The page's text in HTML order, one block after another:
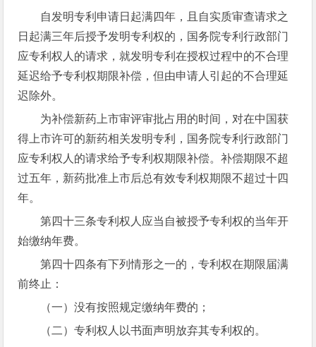
自发明专利申请日起满四年，且自实质审查请求之
日起满三年后授予发明专利权的，国务院专利行政部门
应专利权人的请求，就发明专利在授权过程中的不合理
延迟给予专利权期限补偿，但由申请人引起的不合理延
迟除外。
为补偿新药上市审评审批占用的时间，对在中国获
得上市许可的新药相关发明专利，国务院专利行政部门
应专利权人的请求给予专利权期限补偿。补偿期限不超
过五年，新药批准上市后总有效专利权期限不超过十四
年。
第四十三条专利权人应当自被授予专利权的当年开
始缴纳年费。
第四十四条有下列情形之一的，专利权在期限届满
前终止：
（一）没有按照规定缴纳年费的；
（二）专利权人以书面声明放弃其专利权的。